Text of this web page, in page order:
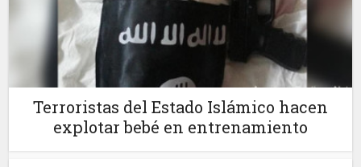
Terroristas del Estado Islámico hacen
explotar bebé en entrenamiento